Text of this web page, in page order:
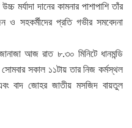
মর্যাদা দানের কামনার পাশাপাশি তাঁর
ও সহকর্মীদের প্রতি গভীর সমবেদনা
আজ রাত ৮.৩০ মিনিটে ধানমন্ডি
সকাল ১১টায় তার নিজ কর্মস্থল
বাদ জোহর জাতীয় মসজিদ বায়তুল